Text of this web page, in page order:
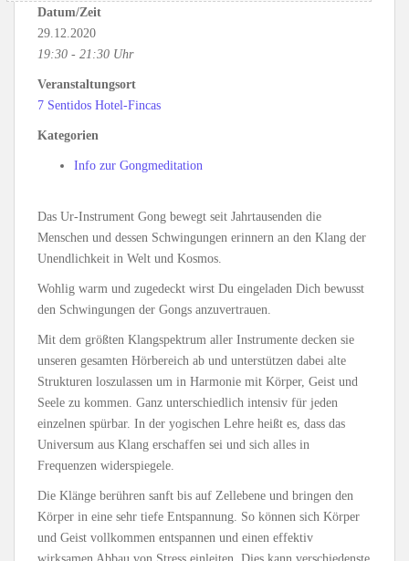
Datum/Zeit
29.12.2020
19:30 - 21:30 Uhr
Veranstaltungsort
7 Sentidos Hotel-Fincas
Kategorien
Info zur Gongmeditation
Das Ur-Instrument Gong bewegt seit Jahrtausenden die
Menschen und dessen Schwingungen erinnern an den Klang der
Unendlichkeit in Welt und Kosmos.
Wohlig warm und zugedeckt wirst Du eingeladen Dich bewusst
den Schwingungen der Gongs anzuvertrauen.
Mit dem größten Klangspektrum aller Instrumente decken sie
unseren gesamten Hörbereich ab und unterstützen dabei alte
Strukturen loszulassen um in Harmonie mit Körper, Geist und
Seele zu kommen. Ganz unterschiedlich intensiv für jeden
einzelnen spürbar. In der yogischen Lehre heißt es, dass das
Universum aus Klang erschaffen sei und sich alles in
Frequenzen widerspiegele.
Die Klänge berühren sanft bis auf Zellebene und bringen den
Körper in eine sehr tiefe Entspannung. So können sich Körper
und Geist vollkommen entspannen und einen effektiv